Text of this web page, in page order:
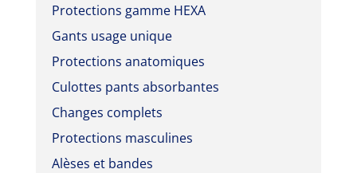
Protections gamme HEXA
Gants usage unique
Protections anatomiques
Culottes pants absorbantes
Changes complets
Protections masculines
Alèses et bandes